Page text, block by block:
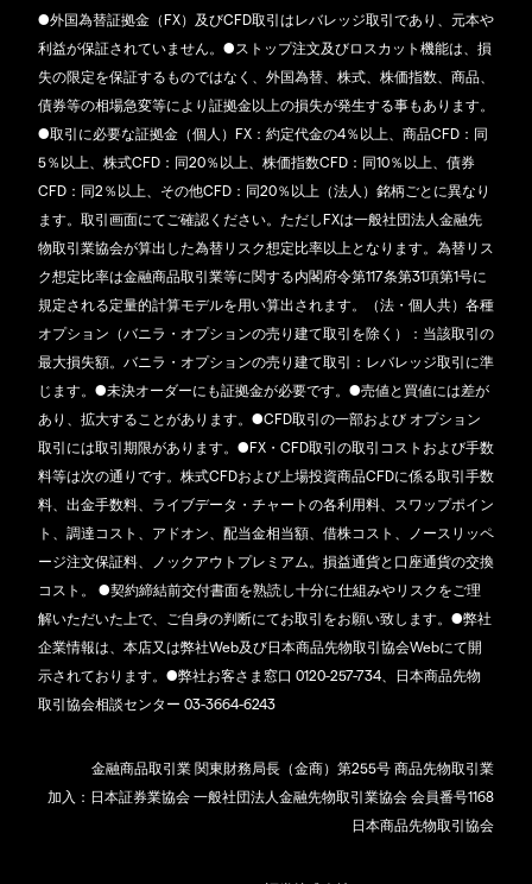
●外国為替証拠金（FX）及びCFD取引はレバレッジ取引であり、元本や
利益が保証されていません。●ストップ注文及びロスカット機能は、損
失の限定を保証するものではなく、外国為替、株式、株価指数、商品、
債券等の相場急変等により証拠金以上の損失が発生する事もあります。
●取引に必要な証拠金（個人）FX：約定代金の4％以上、商品CFD：同
5％以上、株式CFD：同20％以上、株価指数CFD：同10％以上、債券
CFD：同2％以上、その他CFD：同20％以上（法人）銘柄ごとに異なり
ます。取引画面にてご確認ください。ただしFXは一般社団法人金融先
物取引業協会が算出した為替リスク想定比率以上となります。為替リス
ク想定比率は金融商品取引業等に関する内閣府令第117条第31項第1号に
規定される定量的計算モデルを用い算出されます。（法・個人共）各種
オプション（バニラ・オプションの売り建て取引を除く）：当該取引の
最大損失額。バニラ・オプションの売り建て取引：レバレッジ取引に準
じます。●未決オーダーにも証拠金が必要です。●売値と買値には差が
あり、拡大することがあります。●CFD取引の一部および オプション
取引には取引期限があります。●FX・CFD取引の取引コストおよび手数
料等は次の通りです。株式CFDおよび上場投資商品CFDに係る取引手数
料、出金手数料、ライブデータ・チャートの各利用料、スワップポイン
ト、調達コスト、アドオン、配当金相当額、借株コスト、ノースリッペ
ージ注文保証料、ノックアウトプレミアム。損益通貨と口座通貨の交換
コスト。 ●契約締結前交付書面を熟読し十分に仕組みやリスクをご理
解いただいた上で、ご自身の判断にてお取引をお願い致します。●弊社
企業情報は、本店又は弊社Web及び日本商品先物取引協会Webにて開
示されております。●弊社お客さま窓口 0120-257-734、日本商品先物
取引協会相談センター 03-3664-6243
金融商品取引業 関東財務局長（金商）第255号 商品先物取引業
加入：日本証券業協会 一般社団法人金融先物取引業協会 会員番号1168
日本商品先物取引協会